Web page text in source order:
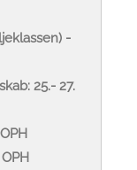
-
25.- 27.